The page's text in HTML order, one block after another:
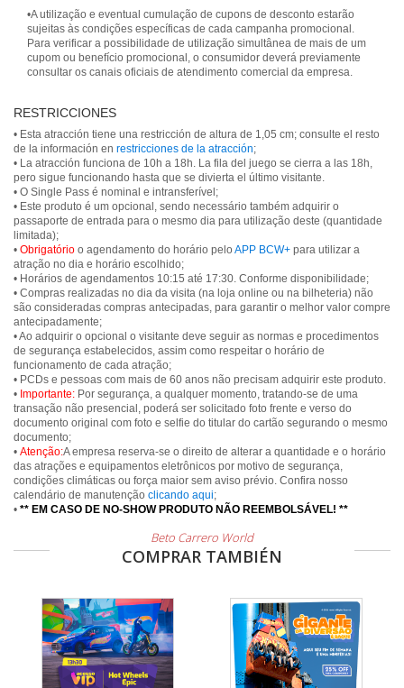
•A utilização e eventual cumulação de cupons de desconto estarão
sujeitas às condições específicas de cada campanha promocional.
Para verificar a possibilidade de utilização simultânea de mais de um
cupom ou benefício promocional, o consumidor deverá previamente
consultar os canais oficiais de atendimento comercial da empresa.
RESTRICCIONES
• Esta atracción tiene una restricción de altura de 1,05 cm; consulte el resto
de la información en restricciones de la atracción;
• La atracción funciona de 10h a 18h. La fila del juego se cierra a las 18h,
pero sigue funcionando hasta que se divierta el último visitante.
• O Single Pass é nominal e intransferível;
• Este produto é um opcional, sendo necessário também adquirir o
passaporte de entrada para o mesmo dia para utilização deste (quantidade
limitada);
• Obrigatório o agendamento do horário pelo APP BCW+ para utilizar a
atração no dia e horário escolhido;
• Horários de agendamentos 10:15 até 17:30. Conforme disponibilidade;
• Compras realizadas no dia da visita (na loja online ou na bilheteria) não
são consideradas compras antecipadas, para garantir o melhor valor compre
antecipadamente;
• Ao adquirir o opcional o visitante deve seguir as normas e procedimentos
de segurança estabelecidos, assim como respeitar o horário de
funcionamento de cada atração;
• PCDs e pessoas com mais de 60 anos não precisam adquirir este produto.
• Importante: Por segurança, a qualquer momento, tratando-se de uma
transação não presencial, poderá ser solicitado foto frente e verso do
documento original com foto e selfie do titular do cartão segurando o mesmo
documento;
• Atenção:A empresa reserva-se o direito de alterar a quantidade e o horário
das atrações e equipamentos eletrônicos por motivo de segurança,
condições climáticas ou força maior sem aviso prévio. Confira nosso
calendário de manutenção clicando aqui;
• ** EM CASO DE NO-SHOW PRODUTO NÃO REEMBOLSÁVEL! **
Beto Carrero World
COMPRAR TAMBIÉN